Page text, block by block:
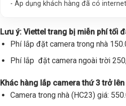
- Áp dụng khách hàng đã có
Lưu ý: Viettel trang bị miễn phí tối
Phí lắp đặt camera trong nhà
Phí lắp đặt camera ngoài trời
Khác hàng lắp camera thứ 3 trở
Camera trong nhà (HC23) giá: